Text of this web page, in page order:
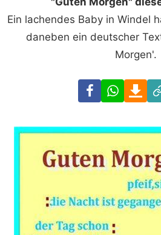
Ein lachendes Baby in Windel
daneben ein deutscher
Morgen'.
Facebook